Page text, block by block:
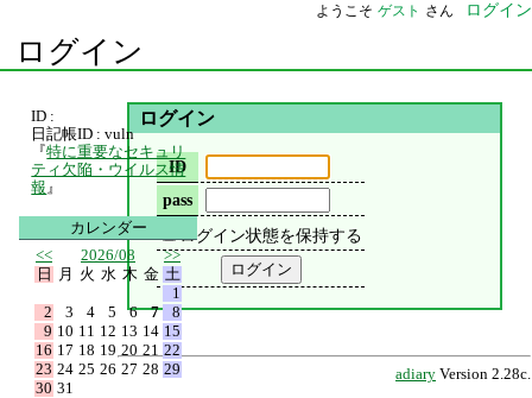
ようこそ ゲスト さん ログイン
ログイン
ログイン
ID
pass
ログイン状態を保持する
adiary Version 2.28c.
ID :
日記帳ID : vuln
『特に重要なセキュリ
ティ欠陥・ウイルス情
報 』
カレンダー
<<
2026/08
>>
日
月 火 水 木 金 土
1
2
3 4 5 6 7
8
9 10 11 12 13 14 15
16 17 18 19 20 21 22
23 24 25 26 27 28 29
30 31